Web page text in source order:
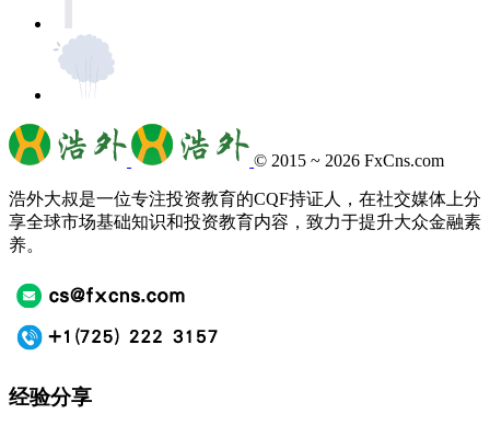
© 2015 ~ 2026FxCns.com
浩外大叔是一位专注投资教育的CQF持证人，在社交媒体上分
享全球市场基础知识和投资教育内容，致力于提升大众金融素
养。
经验分享